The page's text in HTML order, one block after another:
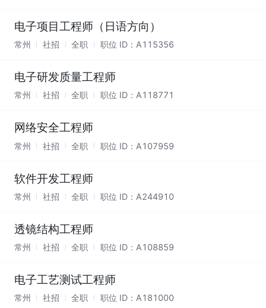
电子项目工程师（日语方向）
常州 社招 全职 职位 ID： A115356
电子研发质量工程师
常州 社招 全职 职位 ID： A118771
网络安全工程师
常州 社招 全职 职位 ID： A107959
软件开发工程师
常州 社招 全职 职位 ID： A244910
透镜结构工程师
常州 社招 全职 职位 ID： A108859
电子工艺测试工程师
常州 社招 全职 职位 ID： A181000